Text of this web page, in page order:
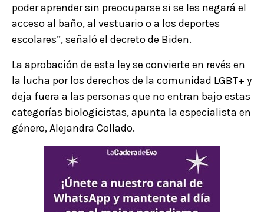
poder aprender sin preocuparse si se les negará el
acceso al baño, al vestuario o a los deportes
escolares”, señaló el decreto de Biden.
La aprobación de esta ley se convierte en revés en
la lucha por los derechos de la comunidad LGBT+ y
deja fuera a las personas que no entran bajo estas
categorías biologicistas, apunta la especialista en
género, Alejandra Collado.